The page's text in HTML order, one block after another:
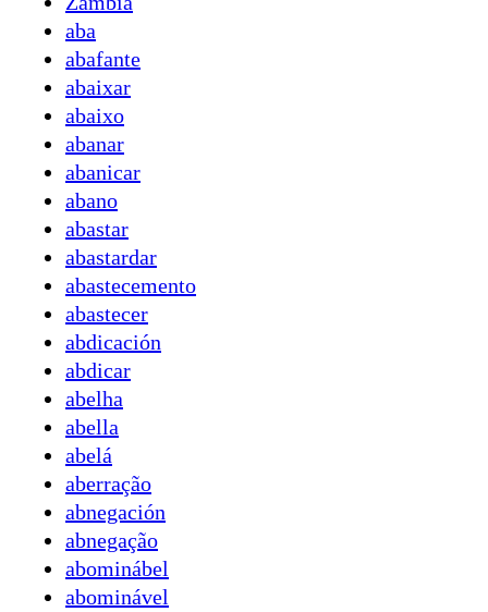
aba
abafante
abaixar
abaixo
abanar
abanicar
abano
abastar
abastardar
abastecemento
abastecer
abdicación
abdicar
abelha
abella
abelá
aberração
abnegación
abnegação
abominábel
abominável